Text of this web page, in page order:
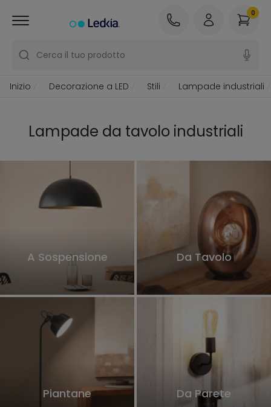
Cerca il tuo prodotto
0
Inizio Decorazione a LED Stili Lampade industriali
Lampade da tavolo industriali
A Sospensione Da Tavolo
Piantane Da Parete